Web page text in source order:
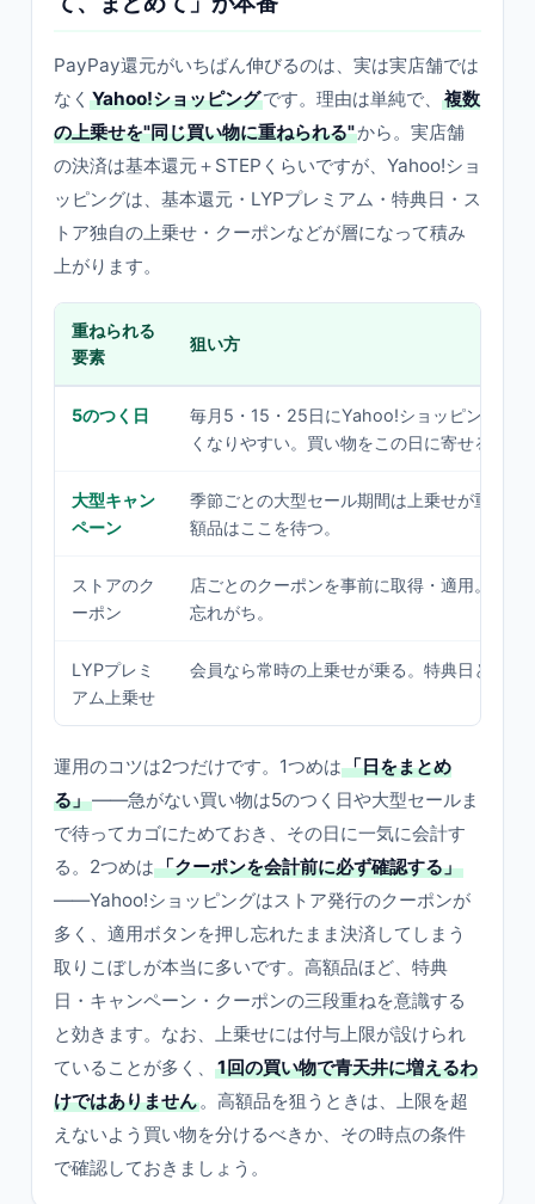
PayPay還元がいちばん伸びるのは、実は実店舗では
なく Yahoo!ショッピングです。理由は単純で、
複数
の上乗せを"同じ買い物に重ねられる"から。実店舗
の決済は基本還元＋STEPくらいですが、Yahoo!ショ
ッピングは、基本還元・LYPプレミアム・特典日・ス
トア独自の上乗せ・クーポンなどが層になって積み
上がります。
重ねられる
要素
狙い方
5のつく日
毎月5・15・25日にYahoo!ショッピングの
くなりやすい。買い物をこの日に寄せる。
大型キャン
ペーン
季節ごとの大型セール期間は上乗せが重なり
額品はここを待つ。
ストアのク
ーポン
店ごとのクーポンを事前に取得・適用。会計
忘れがち。
LYPプレミ
アム上乗せ
会員なら常時の上乗せが乗る。特典日と相乗
運用のコツは2つだけです。1つめは「日をまとめ
る」——急がない買い物は5のつく日や大型セールま
で待ってカゴにためておき、その日に一気に会計す
る。2つめは「クーポンを会計前に必ず確認する」
——Yahoo!ショッピングはストア発行のクーポンが
多く、適用ボタンを押し忘れたまま決済してしまう
取りこぼしが本当に多いです。高額品ほど、特典
日・キャンペーン・クーポンの三段重ねを意識する
と効きます。なお、上乗せには付与上限が設けられ
ていることが多く、
1回の買い物で青天井に増えるわ
けではありません。高額品を狙うときは、上限を超
えないよう買い物を分けるべきか、その時点の条件
で確認しておきましょう。